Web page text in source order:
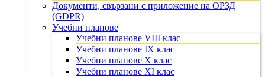
Документи, свързани с приложение на ОРЗД
(GDPR)
Учебни планове
Учебни планове VIII клас
Учебни планове IX клас
Учебни планове X клас
Учебни планове XI клас